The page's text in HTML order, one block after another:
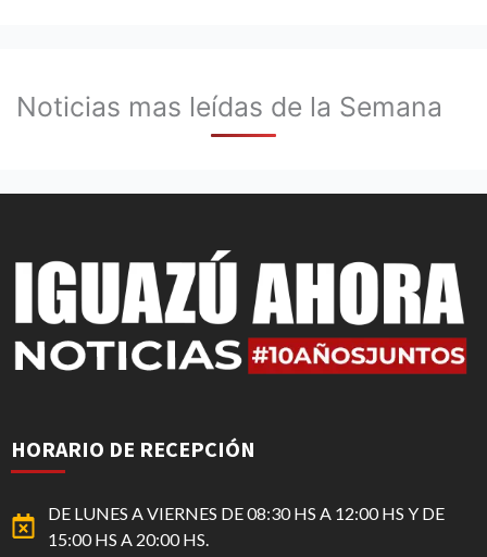
Noticias mas leídas de la Semana
HORARIO DE RECEPCIÓN
DE LUNES A VIERNES DE 08:30 HS A 12:00 HS Y DE
15:00 HS A 20:00 HS.